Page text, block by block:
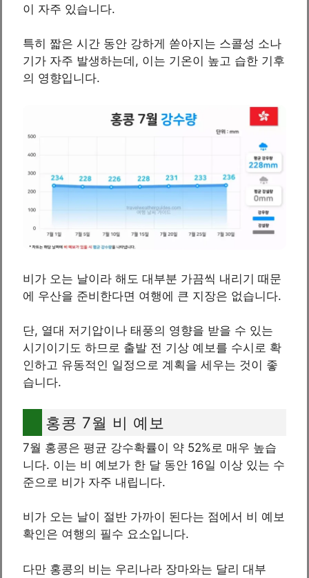
이 자주 있습니다.
특히 짧은 시간 동안 강하게 쏟아지는 스콜성 소나
기가 자주 발생하는데, 이는 기온이 높고 습한 기후
의 영향입니다.
비가 오는 날이라 해도 대부분 가끔씩 내리기 때문
에 우산을 준비한다면 여행에 큰 지장은 없습니다.
단, 열대 저기압이나 태풍의 영향을 받을 수 있는
시기이기도 하므로 출발 전 기상 예보를 수시로 확
인하고 유동적인 일정으로 계획을 세우는 것이 좋
습니다.
홍콩 7월 비 예보
7월 홍콩은 평균 강수확률이 약 52%로 매우 높습
니다. 이는 비 예보가 한 달 동안 16일 이상 있는 수
준으로 비가 자주 내립니다.
비가 오는 날이 절반 가까이 된다는 점에서 비 예보
확인은 여행의 필수 요소입니다.
다만 홍콩의 비는 우리나라 장마와는 달리 대부